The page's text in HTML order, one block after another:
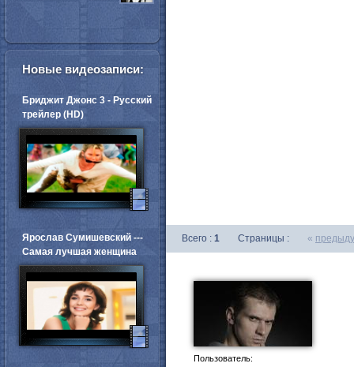
Всего : 1 Страницы : «
Пользователь:
Новые видеозаписи:
Бриджит Джонс 3 - Русский
трейлер (HD)
Ярослав Сумишевский ---
Самая лучшая женщина